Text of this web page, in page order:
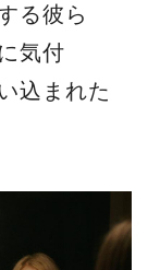
る彼ら
気付
込まれた